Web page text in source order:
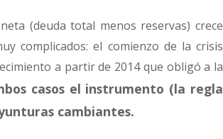
(deuda total menos reservas) crece
complicados: el comienzo de la crisis
a partir de 2014 que obligó a la
casos el instrumento (la regla
cambiantes.